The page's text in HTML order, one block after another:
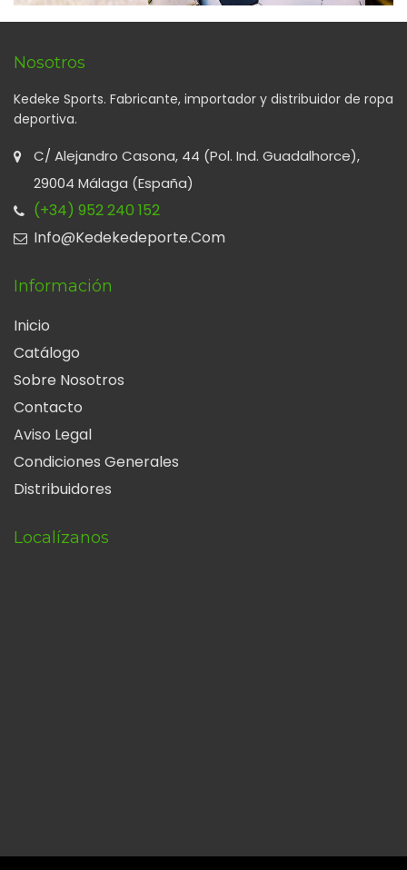
Nosotros
Kedeke Sports. Fabricante, importador y distribuidor de ropa
deportiva.
C/ Alejandro Casona, 44 (Pol. Ind. Guadalhorce),
29004 Málaga (España)
(+34) 952 240 152
Info@kedekedeporte.com
Información
Inicio
Catálogo
Sobre Nosotros
Contacto
Aviso Legal
Condiciones Generales
Distribuidores
Localízanos